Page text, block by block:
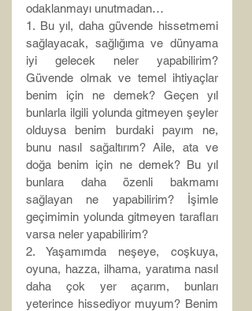
odaklanmayı unutmadan…
1. Bu yıl, daha güvende hissetmemi
sağlayacak, sağlığıma ve dünyama
iyi gelecek neler yapabilirim?
Güvende olmak ve temel ihtiyaçlar
benim için ne demek? Geçen yıl
bunlarla ilgili yolunda gitmeyen şeyler
olduysa benim burdaki payım ne,
bunu nasıl sağaltırım? Aile, ata ve
doğa benim için ne demek? Bu yıl
bunlara daha özenli bakmamı
sağlayan ne yapabilirim? İşimle
geçimimin yolunda gitmeyen tarafları
varsa neler yapabilirim?
2. Yaşamımda neşeye, coşkuya,
oyuna, hazza, ilhama, yaratıma nasıl
daha çok yer açarım, bunları
yeterince hissediyor muyum? Benim